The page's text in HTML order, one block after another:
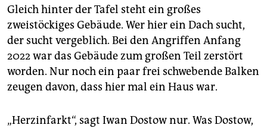
Gleich hinter der Tafel steht ein großes
zweistöckiges Gebäude. Wer hier ein Dach sucht,
der sucht vergeblich. Bei den Angriffen Anfang
2022 war das Gebäude zum großen Teil zerstört
worden. Nur noch ein paar frei schwebende Balken
zeugen davon, dass hier mal ein Haus war.
„Herzinfarkt“, sagt Iwan Dostow nur. Was Dostow,